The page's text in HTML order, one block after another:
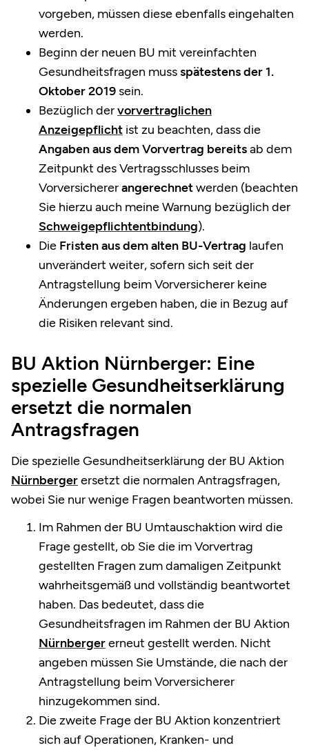
vorgeben, müssen diese ebenfalls eingehalten
werden.
Beginn der neuen BU mit vereinfachten
Gesundheitsfragen mussspätestens der 1.
Oktober 2019 sein.
Bezüglich dervorvertraglichen
Anzeigepflicht ist zu beachten, dass die
Angaben aus dem Vorvertrag bereitsab dem
Zeitpunkt des Vertragsschlusses beim
Vorversichererangerechnetwerden (beachten
Sie hierzu auch meine Warnung bezüglich der
Schweigepflichtentbindung).
Die Fristen aus dem alten BU-Vertrag laufen
unverändert weiter, sofern sich seit der
Antragstellung beim Vorversicherer keine
Änderungen ergeben haben, die in Bezug auf
die Risiken relevant sind.
BU Aktion Nürnberger: Eine
spezielle Gesundheitserklärung
ersetzt die normalen
Antragsfragen
Die spezielle Gesundheitserklärung der BU Aktion
Nürnbergerersetzt die normalen Antragsfragen,
wobei Sie nur wenige Fragen beantworten müssen.
Im Rahmen der BU Umtauschaktion wird die
Frage gestellt, ob Sie die im Vorvertrag
gestellten Fragen zum damaligen Zeitpunkt
wahrheitsgemäß und vollständig beantwortet
haben. Das bedeutet, dass die
Gesundheitsfragen im Rahmen der BU Aktion
Nürnbergererneut gestellt werden. Nicht
angeben müssen Sie Umstände, die nach der
Antragstellung beim Vorversicherer
hinzugekommen sind.
Die zweite Frage der BU Aktion konzentriert
sich auf Operationen, Kranken- und